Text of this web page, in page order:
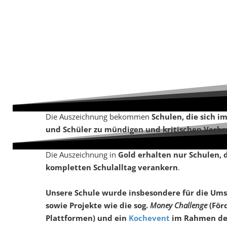
Die Auszeichnung bekommen Schulen, die sich
und Schüler zu mündigen und kritischen
Die Auszeichnung in Gold erhalten nur Schulen,
kompletten Schulalltag verankern.
Unsere Schule wurde insbesondere für die
sowie Projekte wie die sog. Money Challenge
Plattformen) und ein Kochevent im Rahmen